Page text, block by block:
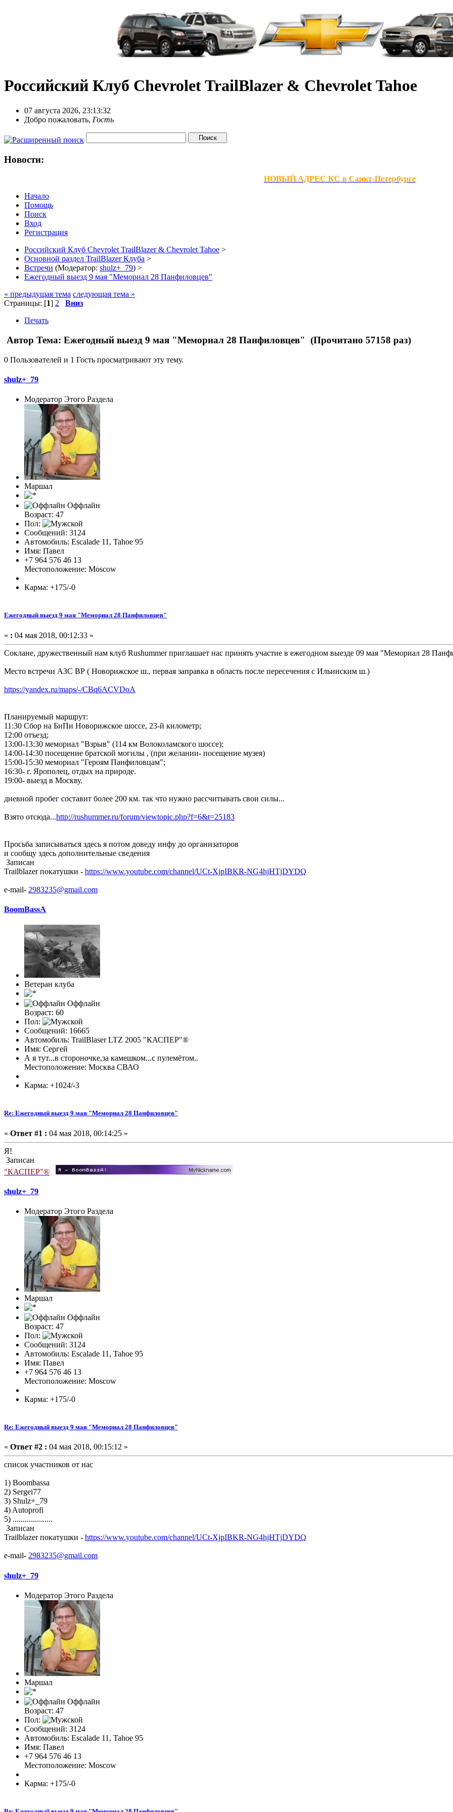
Российский Клуб Chevrolet TrailBlazer & Chevrolet Tahoe
07 августа 2026, 23:13:32
Добро пожаловать, Гость
Новости:
НОВЫЙ АДРЕС КС в Санкт-Петербурге
Начало
Помощь
Поиск
Вход
Регистрация
Российский Клуб Chevrolet TrailBlazer & Chevrolet Tahoe >
Основной раздел TrailBlazer Клуба >
Встречи (Модератор: shulz+_79) >
Ежегодный выезд 9 мая "Мемориал 28 Панфиловцев"
« предыдущая тема следующая тема »
Страницы: [1] 2
Вниз
Печать
Автор Тема: Ежегодный выезд 9 мая "Мемориал 28 Панфиловцев" (Прочитано 57158 раз)
0 Пользователей и 1 Гость просматривают эту тему.
shulz+_79
Модератор Этого Раздела
Маршал
Оффлайн
Возраст: 47
Пол:
Сообщений: 3124
Автомобиль: Escalade 11, Tahoe 95
Имя: Павел
+7 964 576 46 13
Местоположение: Moscow
Карма: +175/-0
Ежегодный выезд 9 мая "Мемориал 28 Панфиловцев"
« : 04 мая 2018, 00:12:33 »
Соклане, дружественный нам клуб Rushummer приглашает нас принять участие в ежегодном выезде 09 мая "Мемориал 28
Место встречи АЗС ВР ( Новорижское ш., первая заправка в область после пересечения с Ильинским ш.)
https://yandex.ru/maps/-/CBq6ACVDoA
Планируемый маршрут:
11:30 Сбор на БиПи Новорижское шоссе, 23-й километр;
12:00 отъезд;
13:00-13:30 мемориал "Взрыв" (114 км Волоколамского шоссе);
14:00-14:30 посещение братской могилы , (при желании- посещение музея)
15:00-15:30 мемориал "Героям Панфиловцам";
16:30- г. Ярополец, отдых на природе.
19:00- выезд в Москву.
дневной пробег составит более 200 км. так что нужно рассчитывать свои силы...
Взято отсюда...http://rushummer.ru/forum/viewtopic.php?f=6&t=25183
Просьба записываться здесь я потом доведу инфу до организаторов
и сообщу здесь дополнительные сведения
Записан
Trailblazer покатушки - https://www.youtube.com/channel/UCt-XjpIBKR-NG4hjHTjDYDQ
e-mail- 2983235@gmail.com
BoomBassA
Ветеран клуба
Оффлайн
Возраст: 60
Пол:
Сообщений: 16665
Автомобиль: TrailBlaser LTZ 2005 "КАСПЕР"®
Имя: Сергей
А я тут...в стороночке,за камешком...с пулемётом..
Местоположение: Москва СВАО
Карма: +1024/-3
Re: Ежегодный выезд 9 мая "Мемориал 28 Панфиловцев"
« Ответ #1 : 04 мая 2018, 00:14:25 »
Я!
Записан
"КАСПЕР"®
shulz+_79
Модератор Этого Раздела
Маршал
Оффлайн
Возраст: 47
Пол:
Сообщений: 3124
Автомобиль: Escalade 11, Tahoe 95
Имя: Павел
+7 964 576 46 13
Местоположение: Moscow
Карма: +175/-0
Re: Ежегодный выезд 9 мая "Мемориал 28 Панфиловцев"
« Ответ #2 : 04 мая 2018, 00:15:12 »
список участников от нас
1) Boombassa
2) Sergei77
3) Shulz+_79
4) Autoprofi
5) ....................
Записан
Trailblazer покатушки - https://www.youtube.com/channel/UCt-XjpIBKR-NG4hjHTjDYDQ
e-mail- 2983235@gmail.com
shulz+_79
Модератор Этого Раздела
Маршал
Оффлайн
Возраст: 47
Пол:
Сообщений: 3124
Автомобиль: Escalade 11, Tahoe 95
Имя: Павел
+7 964 576 46 13
Местоположение: Moscow
Карма: +175/-0